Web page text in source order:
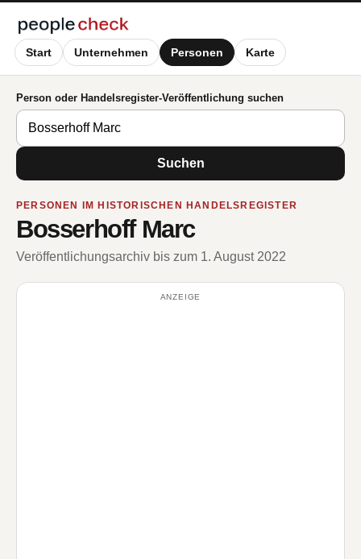
Start Unternehmen Personen Karte
Person oder Handelsregister-Veröffentlichung suchen
Suchen
PERSONEN IM HISTORISCHEN HANDELSREGISTER
Bosserhoff Marc
Veröffentlichungsarchiv bis zum 1. August 2022
ANZEIGE